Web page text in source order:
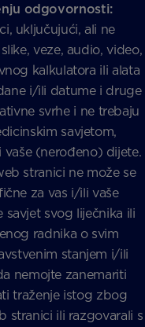
odgovornosti:
uključujući, ali ne
veze, audio, video,
kalkulatora ili alata
i/ili datume i druge
svrhe i ne trebaju
savjetom,
(nerođeno) dijete.
stranici ne može se
za vas i/ili vaše
svog liječnika ili
radnika o svim
stanjem i/ili
nemojte zanemariti
traženje istog zbog
stranici ili razgovarali s